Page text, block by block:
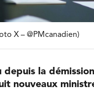
X – @PMcanadien)
depuis la
nouveaux